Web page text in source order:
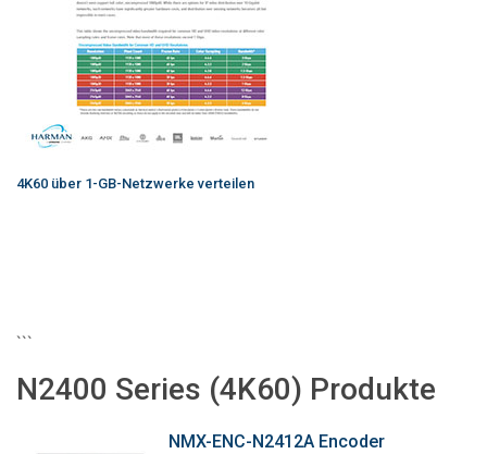
4K60 über 1-GB-Netzwerke verteilen
```
N2400 Series (4K60) Produkte
NMX-ENC-N2412A Encoder